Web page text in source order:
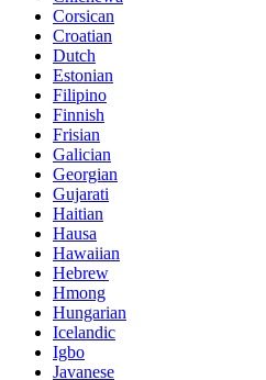
Corsican
Croatian
Dutch
Estonian
Filipino
Finnish
Frisian
Galician
Georgian
Gujarati
Haitian
Hausa
Hawaiian
Hebrew
Hmong
Hungarian
Icelandic
Igbo
Javanese